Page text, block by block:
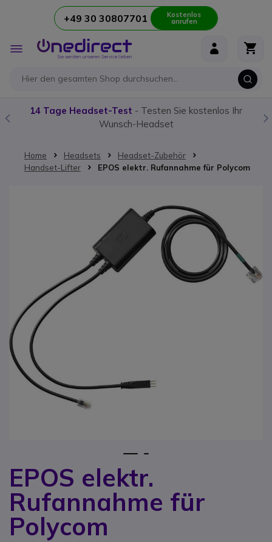
Zum Inhalt springen+49 30 30807701 Kostenlos
anrufen
Navigation
umschalten
14 Tage Headset-Test - Testen Sie kostenlos Ihr
Wunsch-Headset
Home Headsets
Headset-Zubehör
Handset-Lifter
EPOS elektr. Rufannahme für Polycom
EPOS elektr.
Rufannahme für
Polycom
Zum Anfang der Bildgalerie springen